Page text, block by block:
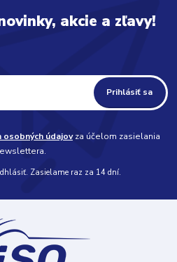
akcie a zľavy!
Prihlásiť sa
osobných údajovza účelom zasielania
Zasielame raz za 14 dní.